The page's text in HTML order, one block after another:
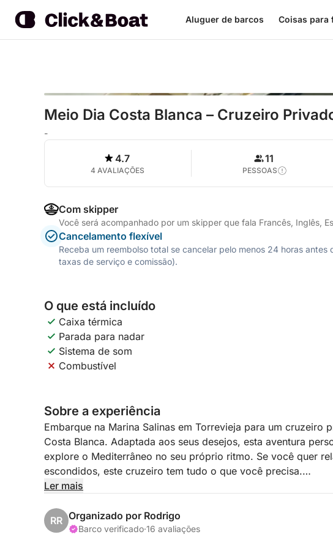
Aluguer de barcos Coisas para
Meio Dia Costa Blanca – Cruzeiro
-
4.7
4 AVALIAÇÕES
11
PESSOAS
Com skipper
Você será acompanhado por um skipper que fala Francês, Inglês,
Cancelamento flexível
Receba um reembolso total se cancelar pelo menos 24 horas
taxas de serviço e comissão).
O que está incluído
Caixa térmica
Parada para nadar
Sistema de som
Combustível
Sobre a experiência
Embarque na Marina Salinas em Torrevieja para um cruzeiro
Costa Blanca. Adaptada aos seus desejos, esta aventura
explore o Mediterrâneo no seu próprio ritmo. Se você quer
escondidos, este cruzeiro tem tudo o que você precisa.
da costa e da liberdade de escolher suas paradas. Ancore na
cristalinas de Cabo Roig ou visite a pacífica ilha de Tabarca.
Ler mais
RR Organizado por Rodrigo
Barco verificado·16 avaliações